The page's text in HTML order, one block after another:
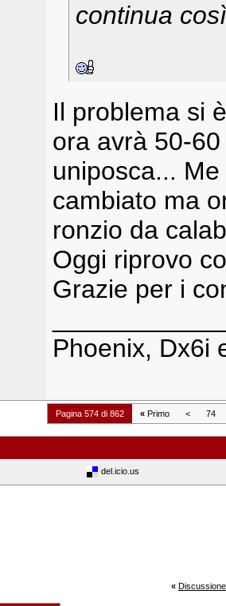
continua
Il problema si
ora avrà 50-
uniposca...
cambiato ma
ronzio da
Oggi riprovo
Grazie per i
Phoenix, Dx6i
Pagina 574 di 862 « Primo < 74
del.icio.us
«